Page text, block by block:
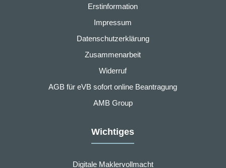
Erstinformation
Impressum
Datenschutzerklärung
Zusammenarbeit
Widerruf
AGB für eVB sofort online Beantragung
AMB Group
Wichtiges
Digitale Maklervollmacht